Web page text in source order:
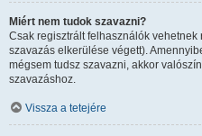
Miért nem tudok szavazni?
Csak regisztrált felhasználók
szavazás elkerülése végett).
mégsem tudsz szavazni, akkor
szavazáshoz.
Vissza a tetejére